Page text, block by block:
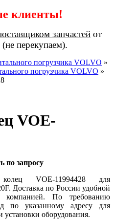
клиенты!
запчастей от
перекупаем).
погрузчика VOLVO »
погрузчика VOLVO »
VOE-
по запросу
VOE-11994428 для
Доставка по России удобной
компанией. По требованию
по указанному адресу для
установки оборудования.